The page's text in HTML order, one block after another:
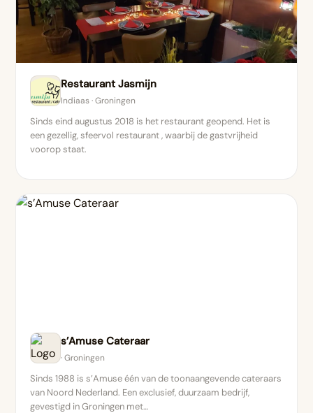
Restaurant Jasmijn
Indiaas · Groningen
Sinds eind augustus 2018 is het restaurant geopend. Het is
een gezellig, sfeervol restaurant , waarbij de gastvrijheid
voorop staat.
s’Amuse Cateraar
· Groningen
Sinds 1988 is s’Amuse één van de toonaangevende cateraars
van Noord Nederland. Een exclusief, duurzaam bedrijf,
gevestigd in Groningen met…